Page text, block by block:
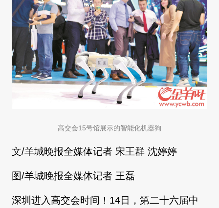
高交会15号馆展示的智能化机器狗
文/羊城晚报全媒体记者 宋王群 沈婷婷
图/羊城晚报全媒体记者 王磊
深圳进入高交会时间！14日，第二十六届中